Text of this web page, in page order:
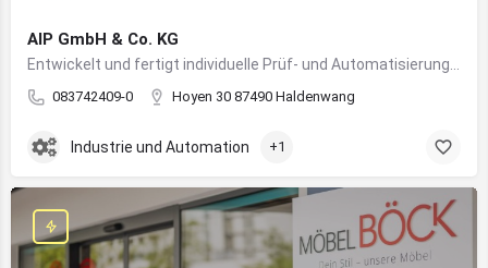
AIP GmbH & Co. KG
083742409-0 Hoyen 30 87490 Haldenwang
Industrie und Automation +1